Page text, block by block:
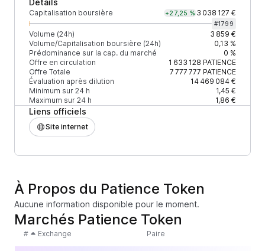
Détails
Capitalisation boursière +27,25 % 3 038 127 €
#1799
Volume (24h)
3 859 €
Volume/Capitalisation boursière (24h)
0,13 %
Prédominance sur la cap. du marché
0 %
Offre en circulation
1 633 128 PATIENCE
Offre Totale
7 777 777 PATIENCE
Évaluation après dilution
14 469 084 €
Minimum sur 24 h
1,45 €
Maximum sur 24 h
1,86 €
Liens officiels
Site internet
À Propos du Patience Token
Aucune information disponible pour le moment.
Marchés Patience Token
# Exchange Paire